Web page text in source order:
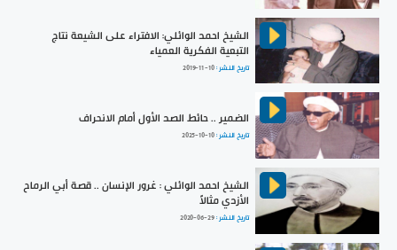
الشيخ احمد الوائلي: الافتراء على الشيعة نتاج
التبعية الفكرية العمياء
تاريخ النشر :2019-11-10
الضمير .. حائط الصد الأول أمام الانحراف
تاريخ النشر :2025-10-10
الشيخ احمد الوائلي : غرور الإنسان .. قصة أبي الرماح
الأزدي مثالاً
تاريخ النشر :2020-06-29